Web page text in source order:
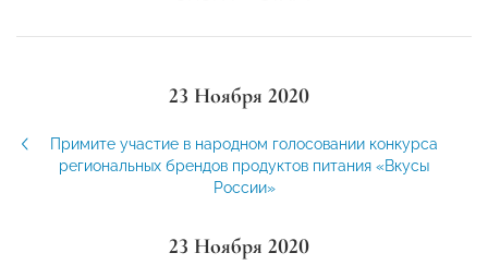
23 Ноября 2020
Примите участие в народном голосовании конкурса
региональных брендов продуктов питания «Вкусы
России»
23 Ноября 2020